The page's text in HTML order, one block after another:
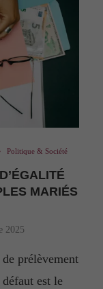
Politique & Société
MARIÉS
2025
prélèvement
est le